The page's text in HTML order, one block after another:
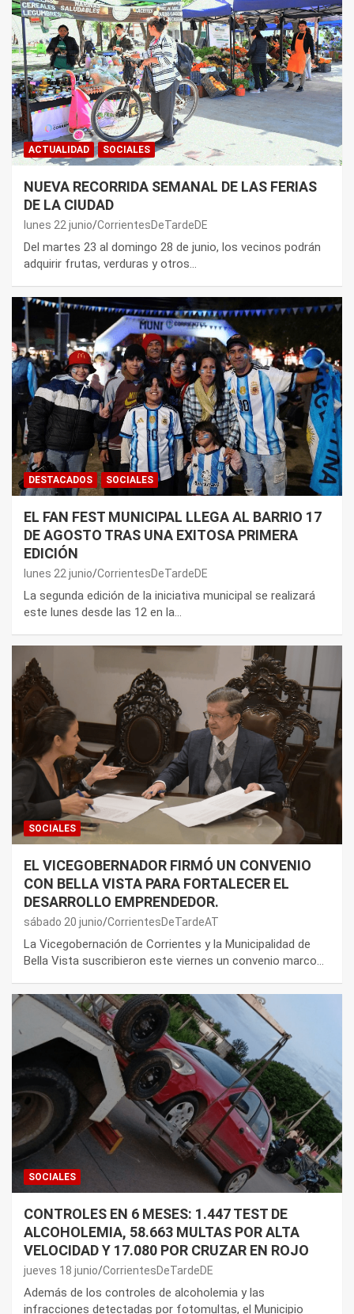
ACTUALIDAD SOCIALES
NUEVA RECORRIDA SEMANAL DE LAS FERIAS
DE LA CIUDAD
lunes 22 junio CorrientesDeTardeDE
Del martes 23 al domingo 28 de junio, los vecinos podrán
adquirir frutas, verduras y otros…
DESTACADOS SOCIALES
EL FAN FEST MUNICIPAL LLEGA AL BARRIO 17
DE AGOSTO TRAS UNA EXITOSA PRIMERA
EDICIÓN
lunes 22 junio CorrientesDeTardeDE
La segunda edición de la iniciativa municipal se realizará
este lunes desde las 12 en la…
SOCIALES
EL VICEGOBERNADOR FIRMÓ UN CONVENIO
CON BELLA VISTA PARA FORTALECER EL
DESARROLLO EMPRENDEDOR.
sábado 20 junio CorrientesDeTardeAT
La Vicegobernación de Corrientes y la Municipalidad de
Bella Vista suscribieron este viernes un convenio marco…
SOCIALES
CONTROLES EN 6 MESES: 1.447 TEST DE
ALCOHOLEMIA, 58.663 MULTAS POR ALTA
VELOCIDAD Y 17.080 POR CRUZAR EN ROJO
jueves 18 junio CorrientesDeTardeDE
Además de los controles de alcoholemia y las
infracciones detectadas por fotomultas, el Municipio